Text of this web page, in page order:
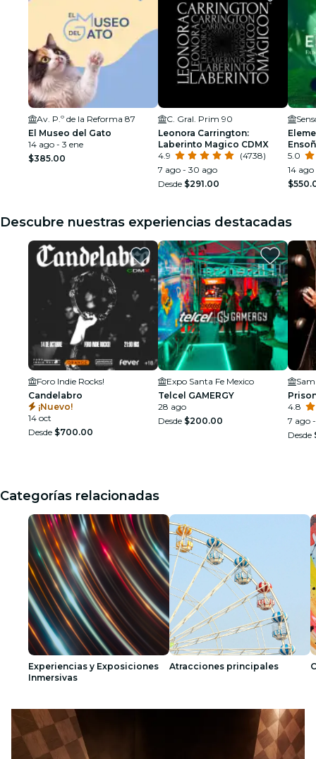
Av. P.º de la Reforma 87
El Museo del Gato
14 ago - 3 ene
$385.00
C. Gral. Prim 90
Leonora Carrington:
Laberinto Magico CDMX
4.9
(4738)
7 ago - 30 ago
Desde $291.00
5.0
14 ago
Descubre nuestras experiencias destacadas
Foro Indie Rocks!
Candelabro
¡Nuevo!
14 oct
Desde $700.00
Expo Santa Fe Mexico
Telcel GAMERGY
28 ago
Desde $200.00
4.8
7 ago
Desde
Categorías relacionadas
Experiencias y Exposiciones
Inmersivas
Atracciones principales